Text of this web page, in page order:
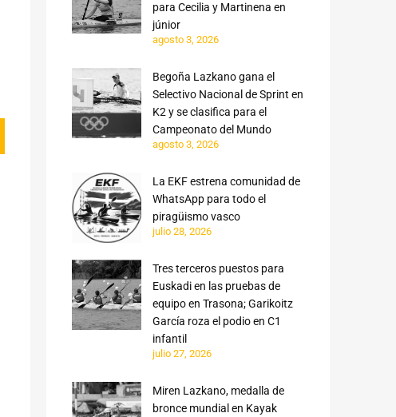
para Cecilia y Martinena en
júnior
agosto 3, 2026
Begoña Lazkano gana el
Selectivo Nacional de Sprint en
K2 y se clasifica para el
Campeonato del Mundo
agosto 3, 2026
La EKF estrena comunidad de
WhatsApp para todo el
piragüismo vasco
julio 28, 2026
Tres terceros puestos para
Euskadi en las pruebas de
equipo en Trasona; Garikoitz
García roza el podio en C1
infantil
julio 27, 2026
Miren Lazkano, medalla de
bronce mundial en Kayak